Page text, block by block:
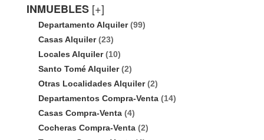
INMUEBLES [+]
Departamento Alquiler(99)
Casas Alquiler(23)
Locales Alquiler(10)
Santo Tomé Alquiler(2)
Otras Localidades Alquiler(2)
Departamentos Compra-Venta (14)
Casas Compra-Venta (4)
Cocheras Compra-Venta (2)